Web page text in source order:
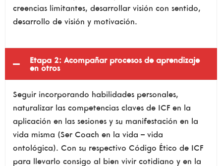
creencias limitantes, desarrollar visión con sentido,
desarrollo de visión y motivación.
Etapa 2: Acompañar procesos de aprendizaje
en otros
Seguir incorporando habilidades personales,
naturalizar las competencias claves de ICF en la
aplicación en las sesiones y su manifestación en la
vida misma (Ser Coach en la vida – vida
ontológica). Con su respectivo Código Ético de ICF
para llevarlo consigo al bien vivir cotidiano y en la